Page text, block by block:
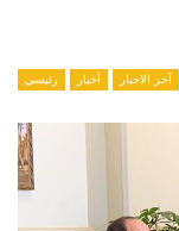
آخر الاخبار أخبار رئيسي